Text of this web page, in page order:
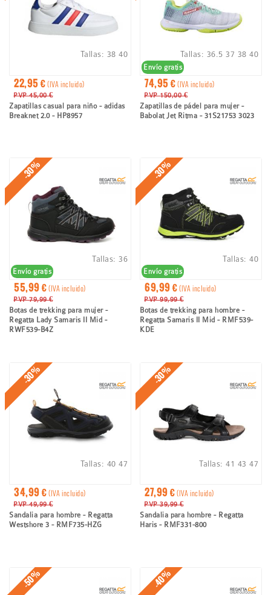
navegación
22,95 €(IVA incluido)
PVP 45,00 €
Zapatillas casual para niño - adidas
Breaknet 2.0 - HP8957
Tallas: 38 40
Envío gratis
74,95 €(IVA incluido)
PVP 150,00 €
Zapatillas de pádel para mujer -
Babolat Jet Ritma - 31S21753 3023
Tallas: 36.5 37 38 40
Envío gratis
-30%
55,99 €(IVA incluido)
PVP 79,99 €
Botas de trekking para mujer -
Regatta Lady Samaris II Mid -
RWF539-B4Z
Tallas: 36
Envío gratis
-30%
69,99 €(IVA incluido)
PVP 99,99 €
Botas de trekking para hombre -
Regatta Samaris II Mid - RMF539-
KDE
Tallas:40
-30%
34,99 €(IVA incluido)
PVP 49,99 €
Sandalia para hombre - Regatta
Westshore 3 - RMF735-HZG
Tallas: 40 47
-30%
27,99 €(IVA incluido)
PVP 39,99 €
Sandalia para hombre - Regatta
Haris - RMF331-800
Tallas:41 43 47
-50% -40%